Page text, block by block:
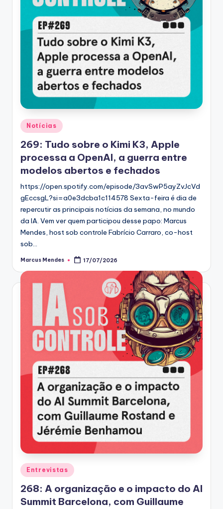
Posted
in
Notícias
269: Tudo sobre o Kimi K3, Apple
processa a OpenAI, a guerra entre
modelos abertos e fechados
https://open.spotify.com/episode/3avSwP5ayZvJcVd
gEccsgL?si=a0e3dcba1c114578 Sexta-feira é dia de
repercutir as principais notícias da semana, no mundo
da IA. Vem ver quem participou desse papo: Marcus
Mendes, host sob controle Fabrício Carraro, co-host
sob…
Posted
Marcus Mendes 17/07/2026
Posted
in
Entrevistas
268: A organização e o impacto do AI
Summit Barcelona, com Guillaume